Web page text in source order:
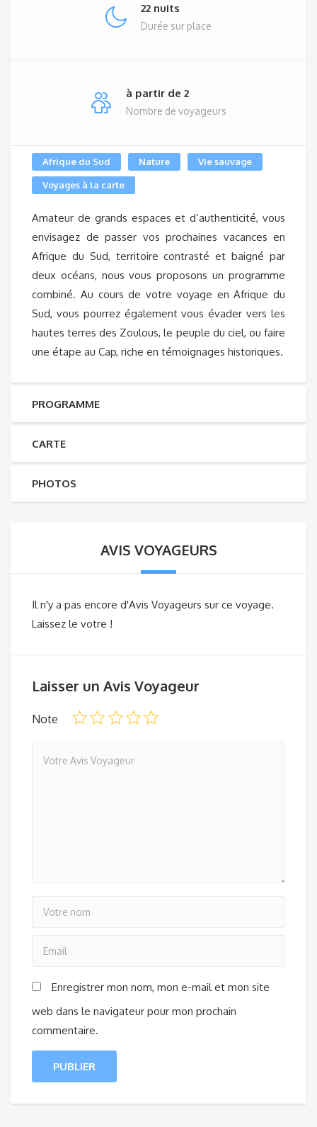
22 nuits
Durée sur place
à partir de 2
Nombre de voyageurs
Afrique du Sud Nature Vie sauvage
Voyages à la carte
Amateur de grands espaces et d’authenticité, vous
envisagez de passer vos prochaines vacances en
Afrique du Sud, territoire contrasté et baigné par
deux océans, nous vous proposons un programme
combiné. Au cours de votre voyage en Afrique du
Sud, vous pourrez également vous évader vers les
hautes terres des Zoulous, le peuple du ciel, ou faire
une étape au Cap, riche en témoignages historiques.
PROGRAMME
CARTE
PHOTOS
AVIS VOYAGEURS
Il n'y a pas encore d'Avis Voyageurs sur ce voyage.
Laissez le votre !
Laisser un Avis Voyageur
Note
Enregistrer mon nom, mon e-mail et mon site
web dans le navigateur pour mon prochain
commentaire.